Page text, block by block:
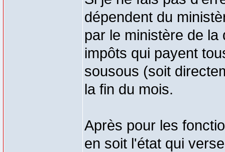
dépendent du
par le ministère de
impôts qui payent
sousous (soit
la fin du mois.
Après pour les
en soit l'état qui